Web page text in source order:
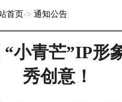
首页-> 通知公告
小青芒”IP形
秀创意！